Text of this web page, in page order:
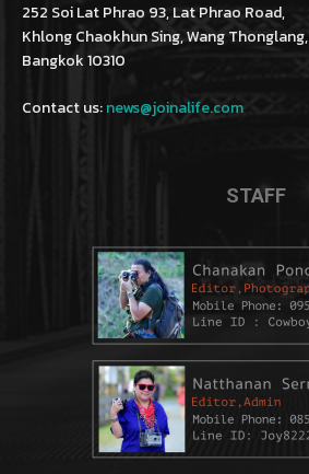
252 Soi Lat Phrao 93, Lat Phrao Road,
Khlong Chaokhun Sing, Wang Thonglang,
Bangkok 10310
Contact us:news@joinalife.com
STAFF